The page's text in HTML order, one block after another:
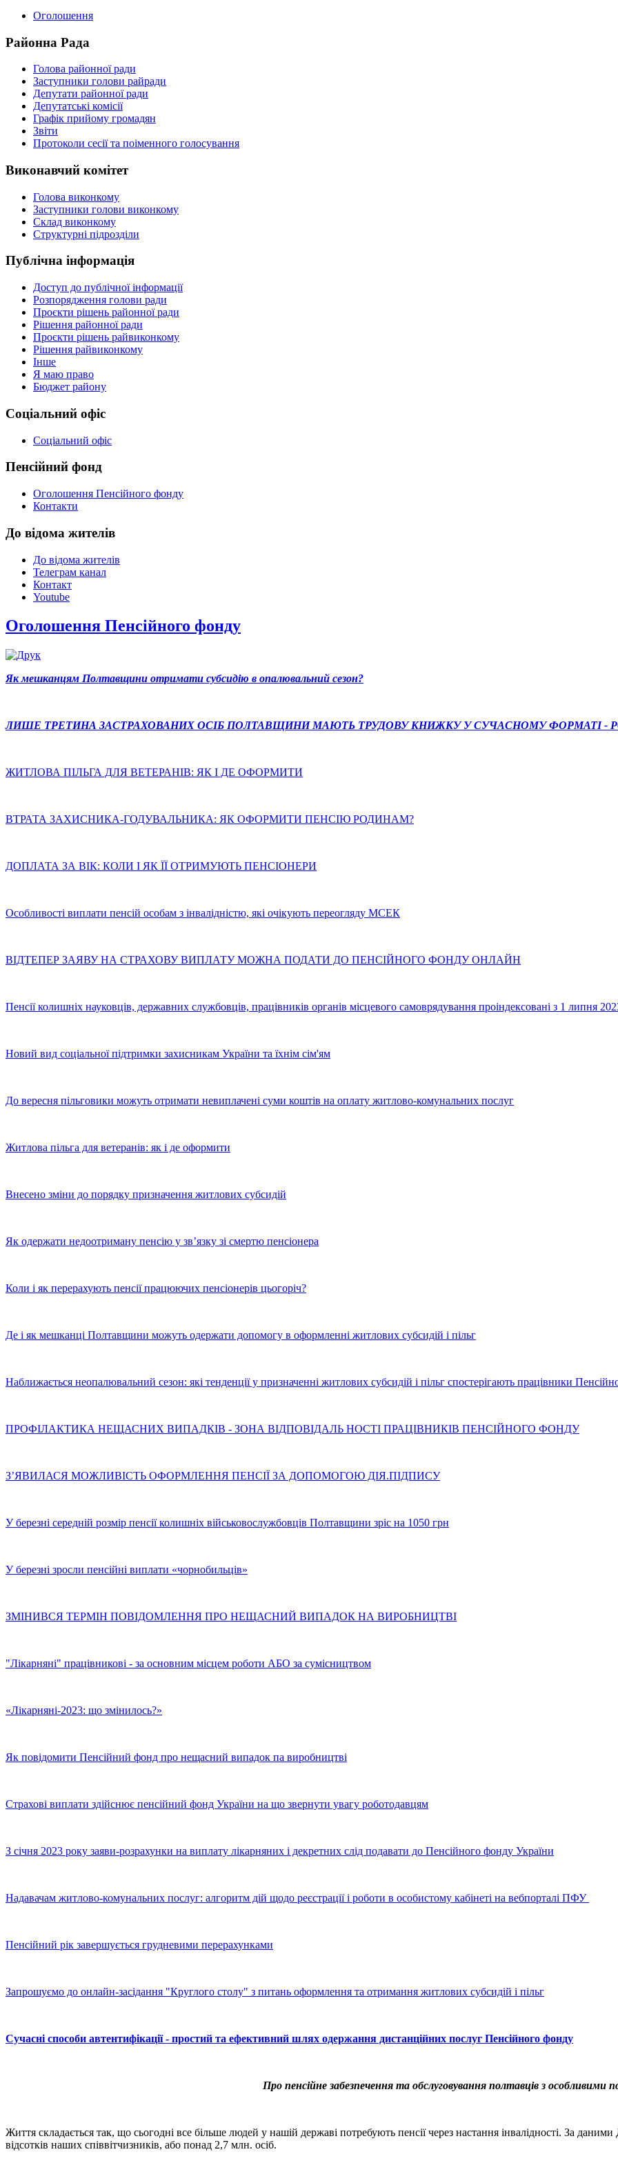
Оголошення
Районна Рада
Голова районної ради
Заступники голови райради
Депутати районної ради
Депутатські комісії
Графік прийому громадян
Звіти
Протоколи сесії та поіменного голосування
Виконавчий комітет
Голова виконкому
Заступники голови виконкому
Склад виконкому
Структурні підрозділи
Публічна інформація
Доступ до публічної інформації
Розпорядження голови ради
Проєкти рішень районної ради
Рішення районної ради
Проєкти рішень райвиконкому
Рішення райвиконкому
Інше
Я маю право
Бюджет району
Соціальний офіс
Соціальний офіс
Пенсійний фонд
Оголошення Пенсійного фонду
Контакти
До відома жителів
До відома жителів
Телеграм канал
Контакт
Youtube
Оголошення Пенсійного фонду
Як мешканцям Полтавщини отримати субсидію в опалювальний сезон?
ЛИШЕ ТРЕТИНА ЗАСТРАХОВАНИХ ОСІБ ПОЛТАВЩИНИ МАЮТЬ ТРУДОВУ КНИЖКУ У СУЧАСНОМУ ФОРМАТІ -
ЖИТЛОВА ПІЛЬГА ДЛЯ ВЕТЕРАНІВ: ЯК І ДЕ ОФОРМИТИ
ВТРАТА ЗАХИСНИКА-ГОДУВАЛЬНИКА: ЯК ОФОРМИТИ ПЕНСІЮ РОДИНАМ?
ДОПЛАТА ЗА ВІК: КОЛИ І ЯК ЇЇ ОТРИМУЮТЬ ПЕНСІОНЕРИ
Особливості виплати пенсій особам з інвалідністю, які очікують переогляду МСЕК
ВІДТЕПЕР ЗАЯВУ НА СТРАХОВУ ВИПЛАТУ МОЖНА ПОДАТИ ДО ПЕНСІЙНОГО ФОНДУ ОНЛАЙН
Пенсії колишніх науковців, державних службовців, працівників органів місцевого самоврядування проіндексовані з 1 липня
Новий вид соціальної підтримки захисникам України та їхнім сім'ям
До вересня пільговики можуть отримати невиплачені суми коштів на оплату житлово-комунальних послуг
Житлова пільга для ветеранів: як і де оформити
Внесено зміни до порядку призначення житлових субсидій
Як одержати недоотриману пенсію у зв’язку зі смертю пенсіонера
Коли і як перерахують пенсії працюючих пенсіонерів цьогоріч?
Де і як мешканці Полтавщини можуть одержати допомогу в оформленні житлових субсидій і пільг
Наближається неопалювальний сезон: які тенденції у призначенні житлових субсидій і пільг спостерігають працівники
ПРОФІЛАКТИКА НЕЩАСНИХ ВИПАДКІВ - ЗОНА ВІДПОВІДАЛЬ НОСТІ ПРАЦІВНИКІВ ПЕНСІЙНОГО ФОНДУ
З’ЯВИЛАСЯ МОЖЛИВІСТЬ ОФОРМЛЕННЯ ПЕНСІЇ ЗА ДОПОМОГОЮ ДІЯ.ПІДПИСУ
У березні середній розмір пенсії колишніх військовослужбовців Полтавщини зріс на 1050 грн
У березні зросли пенсійні виплати «чорнобильців»
ЗМІНИВСЯ ТЕРМІН ПОВІДОМЛЕННЯ ПРО НЕЩАСНИЙ ВИПАДОК НА ВИРОБНИЦТВІ
"Лікарняні" працівникові - за основним місцем роботи АБО за сумісництвом
«Лікарняні-2023: що змінилось?»
Як повідомити Пенсійний фонд про нещасний випадок па виробництві
Страхові виплати здійснює пенсійний фонд України на що звернути увагу роботодавцям
З січня 2023 року заяви-розрахунки на виплату лікарняних і декретних слід подавати до Пенсійного фонду України
Надавачам житлово-комунальних послуг: алгоритм дій щодо реєстрації і роботи в особистому кабінеті на вебпорталі ПФУ
Пенсійний рік завершується грудневими перерахунками
Запрошуємо до онлайн-засідання "Круглого столу" з питань оформлення та отримання житлових субсидій і пільг
Сучасні способи автентифікації - простий та ефективний шлях одержання дистанційних послуг Пенсійного фонду
Про пенсійне забезпечення та обслуговування полтавців з особливими
Життя складається так, що сьогодні все більше людей у нашій державі потребують пенсії через настання інвалідності. За
відсотків наших співвітчизників, або понад 2,7 млн. осіб.